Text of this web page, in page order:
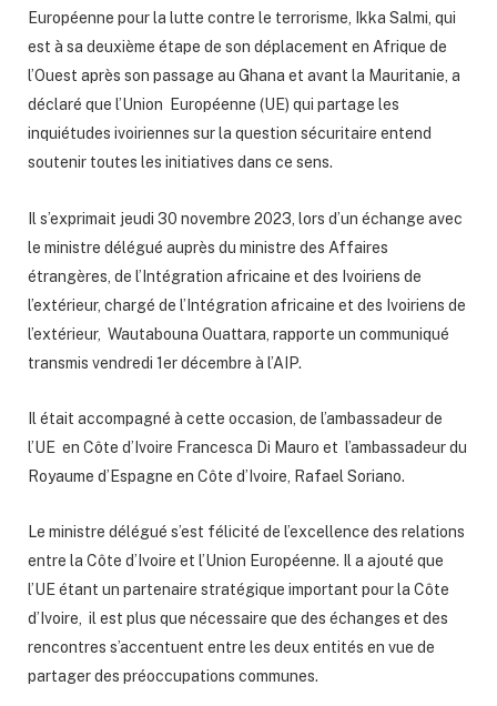
Européenne pour la lutte contre le terrorisme, Ikka Salmi, qui
est à sa deuxième étape de son déplacement en Afrique de
l’Ouest après son passage au Ghana et avant la Mauritanie, a
déclaré que l’Union Européenne (UE) qui partage les
inquiétudes ivoiriennes sur la question sécuritaire entend
soutenir toutes les initiatives dans ce sens.
Il s’exprimait jeudi 30 novembre 2023, lors d’un échange avec
le ministre délégué auprès du ministre des Affaires
étrangères, de l’Intégration africaine et des Ivoiriens de
l’extérieur, chargé de l’Intégration africaine et des Ivoiriens de
l’extérieur, Wautabouna Ouattara, rapporte un communiqué
transmis vendredi 1er décembre à l’AIP.
Il était accompagné à cette occasion, de l’ambassadeur de
l’UE en Côte d’Ivoire Francesca Di Mauro et l’ambassadeur du
Royaume d’Espagne en Côte d’Ivoire, Rafael Soriano.
Le ministre délégué s’est félicité de l’excellence des relations
entre la Côte d’Ivoire et l’Union Européenne.
Il a ajouté que
l’UE étant un partenaire stratégique important pour la Côte
d’Ivoire, il est plus que nécessaire que des échanges et des
rencontres s’accentuent entre les deux entités en vue de
partager des préoccupations communes.